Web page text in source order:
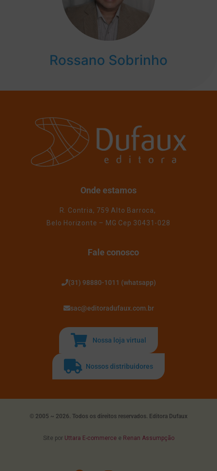
Rossano Sobrinho
Onde estamos
R. Contria, 759 Alto Barroca,
Belo Horizonte – MG Cep 30431-028
Fale conosco
(31) 98880-1011 (whatsapp)
sac@editoradufaux.com.br
Nossa loja virtual
Nossos distribuidores
© 2005 ~ 2026. Todos os direitos reservados. Editora Dufaux
Site por Uttara E-commerce e Renan Assumpção